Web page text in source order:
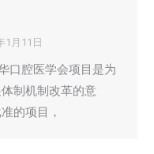
1月11日
口腔医学会项目是为
制机制改革的意
的项目，